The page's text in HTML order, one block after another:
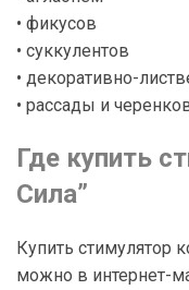
• фикусов
• суккулентов
• декоративно-
• рассады и
Где купить
Сила”
Купить стимулятор
можно в интернет-